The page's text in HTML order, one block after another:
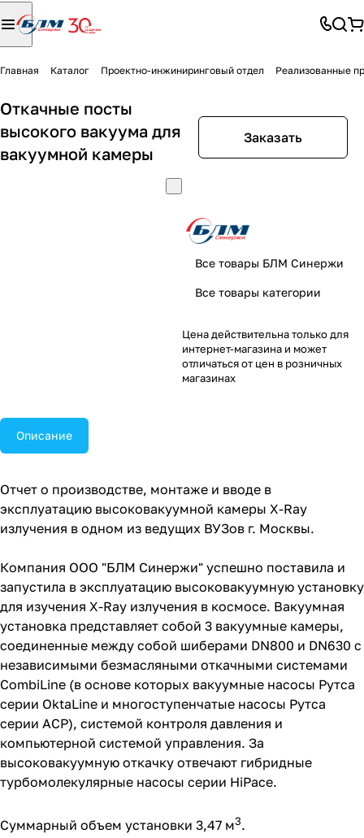
Главная Каталог Проектно-инжиниринговый отдел Реализованные
Откачные посты
высокого вакуума для
вакуумной камеры
Заказать
Все товары БЛМ Синержи
Все товары категории
Цена действительна только для
интернет-магазина и может
отличаться от цен в розничных
магазинах
Описание
Отчет о производстве, монтаже и вводе в
эксплуатацию высоковакуумной камеры X-Ray
излучения в одном из ведущих ВУЗов г. Москвы.
Компания ООО "БЛМ Синержи" успешно поставила и
запустила в эксплуатацию высоковакуумную установку
для изучения X-Ray излучения в космосе. Вакуумная
установка представляет собой 3 вакуумные камеры,
соединенные между собой шиберами DN800 и DN630 c
независимыми безмасляными откачными системами
CombiLine (в основе которых вакуумные насосы Рутса
серии OktaLine и многоступенчатые насосы Рутса
серии ACP), системой контроля давления и
компьютерной системой управления. За
высоковакуумную откачку отвечают гибридные
турбомолекулярные насосы серии HiPace.
Суммарный объем установки 3,47 м3.